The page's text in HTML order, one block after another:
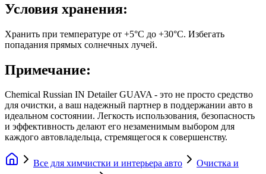
Условия хранения:
Хранить при температуре от +5°C до +30°C. Избегать
попадания прямых солнечных лучей.
Примечание:
Chemical Russian IN Detailer GUAVA - это не просто средство
для очистки, а ваш надежный партнер в поддержании авто в
идеальном состоянии. Легкость использования, безопасность
и эффективность делают его незаменимым выбором для
каждого автовладельца, стремящегося к совершенству.
Все для химчистки и интерьера авто
Очистка и